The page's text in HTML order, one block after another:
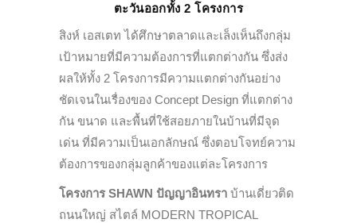
ตะวันออกทั้ง 2 โครงการ
สิงห์ เอสเตท ได้ศึกษาตลาดและเล็งเห็นถึงกลุ่ม
เป้าหมายที่มีความต้องการที่แตกต่างกัน ซึ่งส่ง
ผลให้ทั้ง 2 โครงการมีความแตกต่างกันอย่าง
ชัดเจนในเรื่องของ Concept Design ที่แตกต่าง
กัน ขนาด และพื้นที่ใช้สอยภายในบ้านที่มีจุด
เด่น ที่มีความเป็นเอกลักษณ์ ซึ่งตอบโจทย์ความ
ต้องการของกลุ่มลูกค้าของแต่ละโครงการ
โครงการ SHAWN ปัญญาอินทรา บ้านเดี่ยวติด
ถนนใหญ่ สไตล์ MODERN TROPICAL